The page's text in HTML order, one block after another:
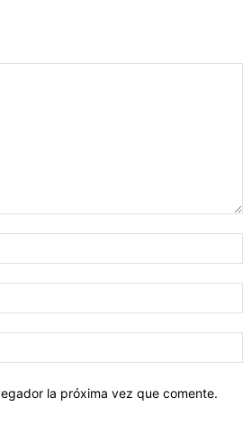
la próxima vez que comente.